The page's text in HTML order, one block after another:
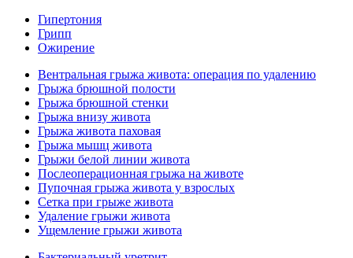
Гипертония
Грипп
Ожирение
Вентральная грыжа живота: операция по удалению
Грыжа брюшной полости
Грыжа брюшной стенки
Грыжа внизу живота
Грыжа живота паховая
Грыжа мышц живота
Грыжи белой линии живота
Послеоперационная грыжа на животе
Пупочная грыжа живота у взрослых
Сетка при грыже живота
Удаление грыжи живота
Ущемление грыжи живота